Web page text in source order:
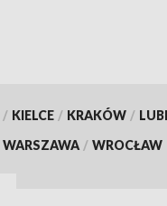
/ KIELCE / KRAKÓW /
WARSZAWA / WROCŁAW